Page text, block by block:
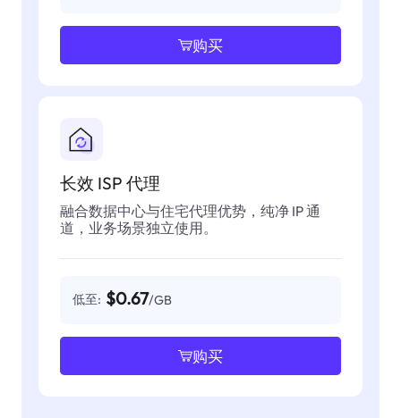
购买
长效 ISP 代理
融合数据中心与住宅代理优势，纯净 IP 通
道，业务场景独立使用。
低至: $0.67/GB
购买